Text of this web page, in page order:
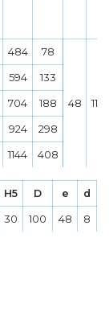
484 78
48
594 133
704 188
924 298
1144 408
H5 D e d
30 100 48 8